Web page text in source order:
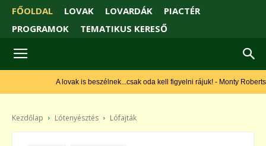
FŐOLDAL LOVAK LOVARDÁK
PIACTÉR
PROGRAMOK
TEMATIKUS KERESŐ
A lovak is beszélnek...csak oda kell figyelni rájuk! - Monty Roberts
Kezdőlap Lótenyésztés Lófajták